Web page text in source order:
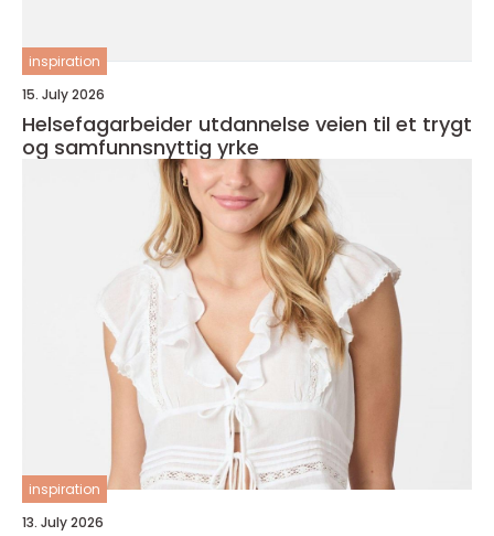
inspiration
15. July 2026
Helsefagarbeider utdannelse veien til et trygt
og samfunnsnyttig yrke
inspiration
13. July 2026